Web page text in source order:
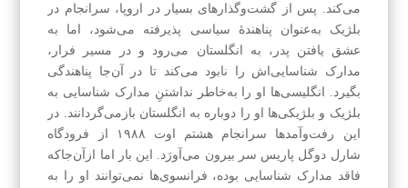
می‌کند. پس از گشت‌وگذارهای بسیار در اروپا، سرانجام در
بلژیک به‌عنوان پناهندهٔ سیاسی پذیرفته می‌شود، اما به
عشق یافتن پدر، به انگلستان می‌رود و در مسیر فرار،
مدارک شناسایی‌اش را نابود می‌کند تا در آن‌جا پناهندگی
بگیرد. انگلیسی‌ها او را به‌خاطر نداشتنِ مدارک شناسایی به
بلژیک و بلژیکی‌ها او را دوباره به انگلستان بازمی‌گردانند. در
این رفت‌وآمدها سرانجام هشتم اوت ۱۹۸۸ از فرودگاه
شارل دوگل پاریس سر بیرون می‌آورَد. این بار اما ازآن‌جاکه
فاقد مدارک شناسایی بوده، فرانسوی‌ها نمی‌توانند او را به